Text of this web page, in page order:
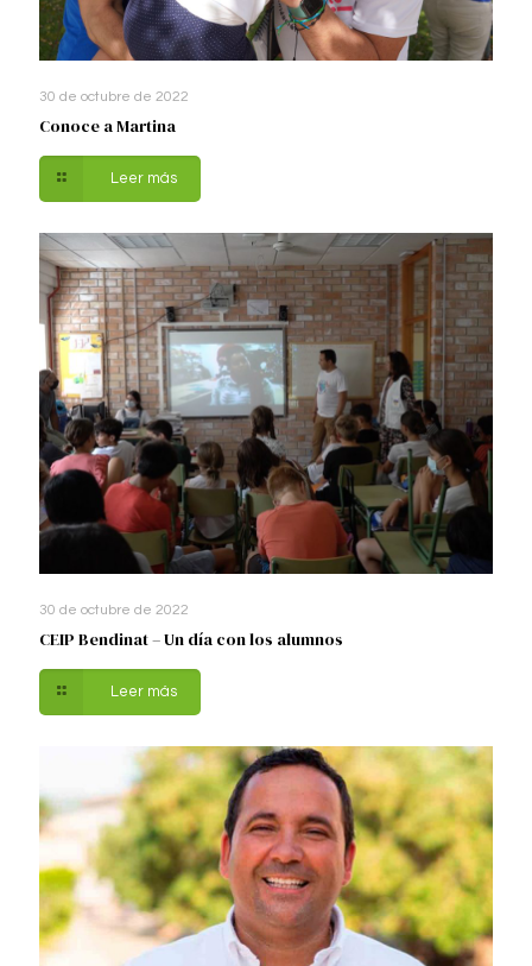
30 de octubre de 2022
Conoce a Martina
Leer más
30 de octubre de 2022
CEIP Bendinat – Un día con los alumnos
Leer más